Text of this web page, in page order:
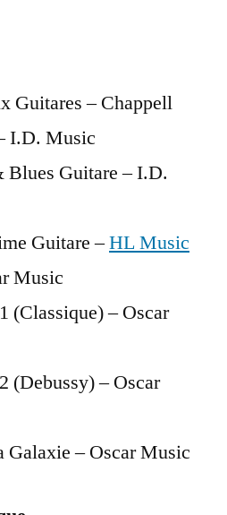
Guitares – Chappell
I.D. Music
Guitare – I.D.
Guitare –HL Music
Music
(Classique) – Oscar
(Debussy) – Oscar
Galaxie – Oscar Music